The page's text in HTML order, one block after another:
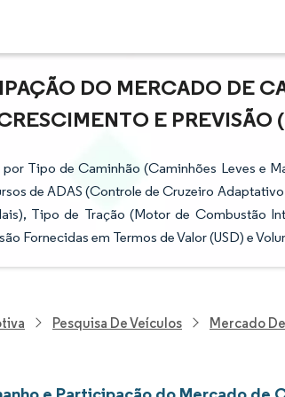
DO MERCADO DE
E PREVISÃO
Tipo de Caminhão (Caminhões Leves e
de ADAS (Controle de Cruzeiro
Tipo de Tração (Motor de Combustão
Fornecidas em Termos de Valor (USD) e
Pesquisa De Veículos Mercado